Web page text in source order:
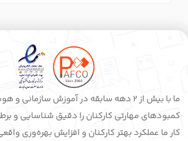
ما با بیش از 2 دهه سابقه در آموزش
کمبودهای مهارتی کارکنان را دقیق شناسایی و
کار ما عملکرد بهتر کارکنان و افزایش بهره‌وری